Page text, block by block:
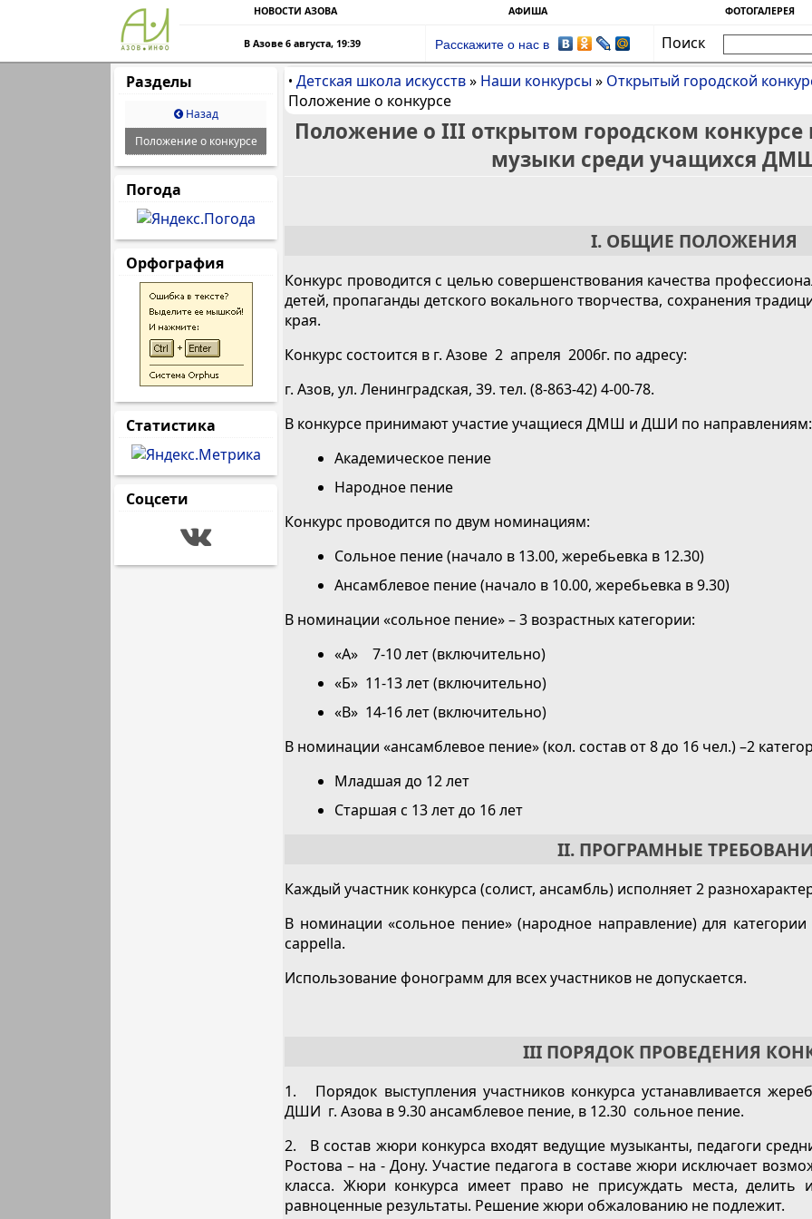
НОВОСТИ АЗОВА АФИША ФОТОГАЛЕРЕЯ
В Азове 6 августа, 19:39 Расскажите о нас в
Поиск
Разделы
Назад
Положение о конкурсе
Погода
Орфография
Статистика
Соцсети
• Детская школа искусств» Наши конкурсы» Открытый городской
Положение о конкурсе
Положение о III открытом городском
музыки среди учащихся
I. ОБЩИЕ ПОЛОЖЕНИЯ
Конкурс проводится с целью совершенствования качества
детей, пропаганды детского вокального творчества, сохранения
края.
Конкурс состоится в г. Азове 2 апреля 2006г. по адресу:
г. Азов, ул. Ленинградская, 39. тел. (8-863-42) 4-00-78.
В конкурсе принимают участие учащиеся ДМШ и ДШИ по направлениям:
Академическое пение
Народное пение
Конкурс проводится по двум номинациям:
Сольное пение (начало в 13.00, жеребьевка в 12.30)
Ансамблевое пение (начало в 10.00, жеребьевка в 9.30)
В номинации «сольное пение» – 3 возрастных категории:
«А» 7-10 лет (включительно)
«Б» 11-13 лет (включительно)
«В» 14-16 лет (включительно)
В номинации «ансамблевое пение» (кол. состав от 8 до 16 чел.) –2
Младшая до 12 лет
Старшая с 13 лет до 16 лет
II. ПРОГРАМНЫЕ
Каждый участник конкурса (солист, ансамбль) исполняет 2
В номинации «сольное пение» (народное направление) для
cappella.
Использование фонограмм для всех участников не допускается.
III ПОРЯДОК ПРОВЕДЕНИЯ
1. Порядок выступления участников конкурса устанавливается
ДШИ г. Азова в 9.30 ансамблевое пение, в 12.30 сольное пение.
2. В состав жюри конкурса входят ведущие музыканты, педагоги
Ростова – на - Дону. Участие педагога в составе жюри исключает
класса. Жюри конкурса имеет право не присуждать места, делить
равноценные результаты. Решение жюри обжалованию не подлежит.